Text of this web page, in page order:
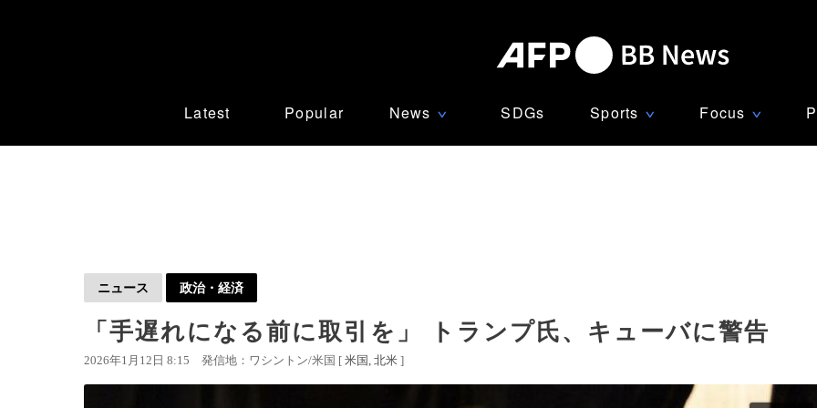
Latest Popular News ∨ SDGs Sports ∨ Focus ∨
ニュース 政治・経済
「手遅れになる前に取引を」 トランプ氏、キューバに警告
2026年1月12日 8:15 発信地：ワシントン/米国 [ 米国 北米 ]